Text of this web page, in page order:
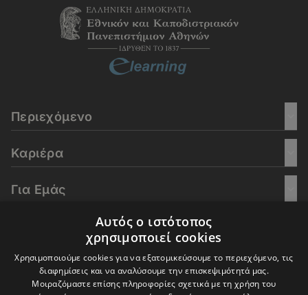
Περιεχόμενο
Καριέρα
Για Εμάς
E-Learning
Αυτός ο ιστότοπος
χρησιμοποιεί cookies
Χρησιμοποιούμε cookies για να εξατομικεύσουμε το περιεχόμενο, τις
διαφημίσεις και να αναλύσουμε την επισκεψιμότητά μας.
Μοιραζόμαστε επίσης πληροφορίες σχετικά με τη χρήση του